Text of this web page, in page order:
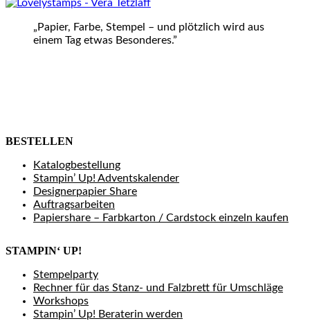
„Papier, Farbe, Stempel – und plötzlich wird aus
einem Tag etwas Besonderes.”
BESTELLEN
Katalogbestellung
Stampin’ Up! Adventskalender
Designerpapier Share
Auftragsarbeiten
Papiershare – Farbkarton / Cardstock einzeln kaufen
STAMPIN‘ UP!
Stempelparty
Rechner für das Stanz- und Falzbrett für Umschläge
Workshops
Stampin’ Up! Beraterin werden